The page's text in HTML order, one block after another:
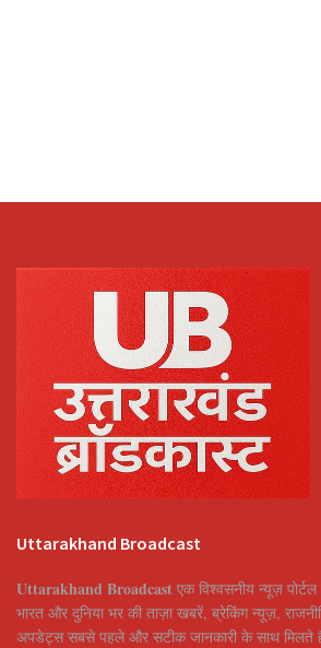
Uttarakhand Broadcast
Uttarakhand Broadcast एक विश्वसनीय न्यूज़
भारत और दुनिया भर की ताज़ा खबरें, ब्रेकिंग न्यूज़,
अपडेट्स सबसे पहले और सटीक जानकारी के साथ मिलते